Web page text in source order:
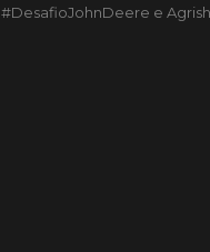
#DesafioJohnDeere e